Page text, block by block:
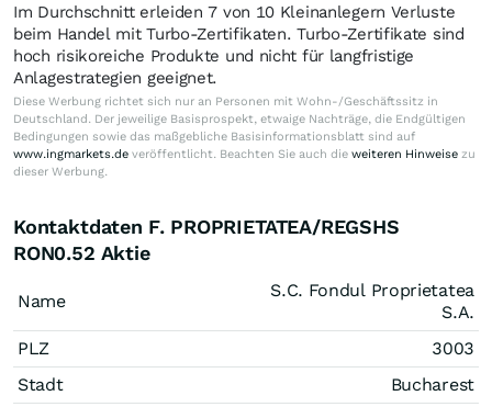
Im Durchschnitt erleiden 7 von 10 Kleinanlegern Verluste
beim Handel mit Turbo-Zertifikaten. Turbo-Zertifikate sind
hoch risikoreiche Produkte und nicht für langfristige
Anlagestrategien geeignet.
Diese Werbung richtet sich nur an Personen mit Wohn-/Geschäftssitz in
Deutschland. Der jeweilige Basisprospekt, etwaige Nachträge, die Endgültigen
Bedingungen sowie das maßgebliche Basisinformationsblatt sind auf
www.ingmarkets.de veröffentlicht. Beachten Sie auch die weiteren Hinweise zu
dieser Werbung.
Kontaktdaten F. PROPRIETATEA/REGSHS
RON0.52 Aktie
Name
S.C. Fondul Proprietatea
S.A.
PLZ
3003
Stadt
Bucharest